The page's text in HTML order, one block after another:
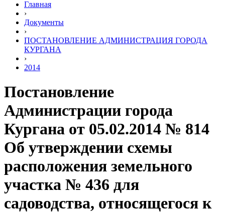
Главная
›
Документы
›
ПОСТАНОВЛЕНИЕ АДМИНИСТРАЦИЯ ГОРОДА
КУРГАНА
›
2014
Постановление
Администрации города
Кургана от 05.02.2014 № 814
Об утверждении схемы
расположения земельного
участка № 436 для
садоводства, относящегося к